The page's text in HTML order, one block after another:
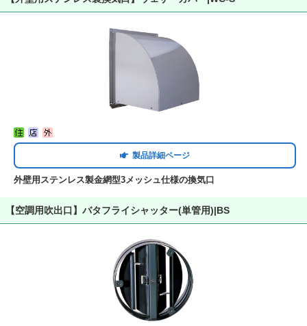
製品詳細ページ
外壁用ステンレス製金網型3メッシュ仕様の換気口
【空調用吹出口】バタフライシャッター(単管用)|BS